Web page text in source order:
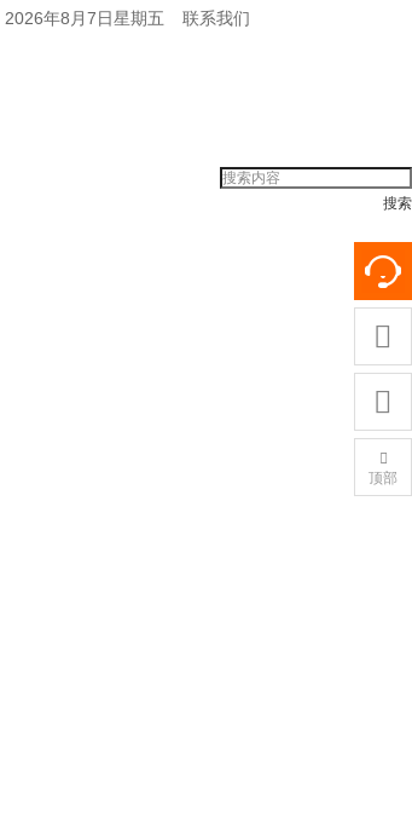
2026年8月7日星期五 联系我们
搜索



顶部